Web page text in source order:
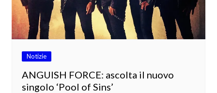
Notizie
ANGUISH FORCE: ascolta il nuovo
singolo ‘Pool of Sins’